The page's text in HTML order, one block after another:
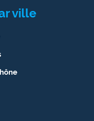
ville